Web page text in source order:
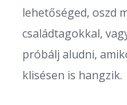
lehetőséged, oszd
családtagokkal,
próbálj aludni,
klisésen is hangzik.